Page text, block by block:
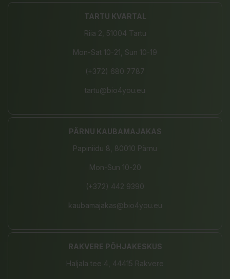
TARTU KVARTAL
Riia 2, 51004 Tartu
Mon-Sat 10-21, Sun 10-19
(+372) 680 7787
tartu@bio4you.eu
PÄRNU KAUBAMAJAKAS
Papiniidu 8, 80010 Pärnu
Mon-Sun 10-20
(+372) 442 9390
kaubamajakas@bio4you.eu
RAKVERE PÕHJAKESKUS
Haljala tee 4, 44415 Rakvere